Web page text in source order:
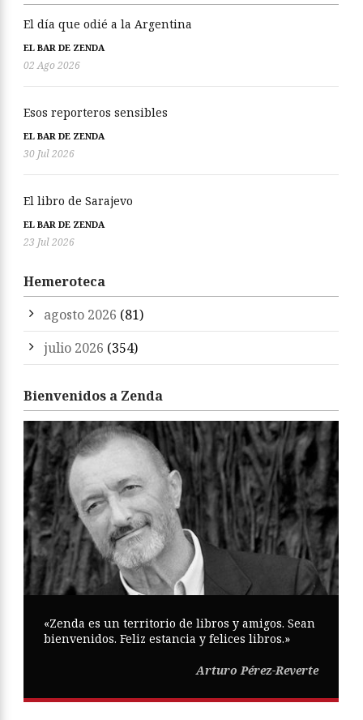
El día que odié a la Argentina
EL BAR DE ZENDA
02 Ago 2026
Esos reporteros sensibles
EL BAR DE ZENDA
30 Jul 2026
El libro de Sarajevo
EL BAR DE ZENDA
23 Jul 2026
Hemeroteca
agosto 2026 (81)
julio 2026 (354)
Bienvenidos a Zenda
«Zenda es un territorio de libros y amigos. Sean
bienvenidos. Feliz estancia y felices libros.»
Arturo Pérez-Reverte